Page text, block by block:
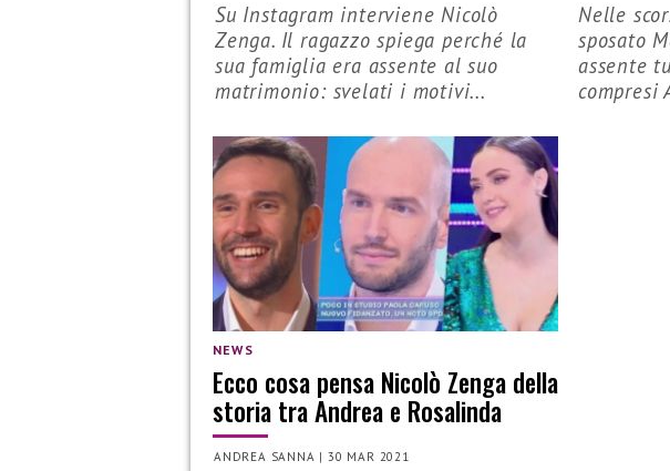
Su Instagram interviene Nicolò
Zenga. Il ragazzo spiega perché la
sua famiglia era assente al suo
matrimonio: svelati i motivi...
Nelle
sposato
assente
compresi
NEWS
Ecco cosa pensa Nicolò Zenga della
storia tra Andrea e Rosalinda
ANDREA SANNA |30 MAR 2021